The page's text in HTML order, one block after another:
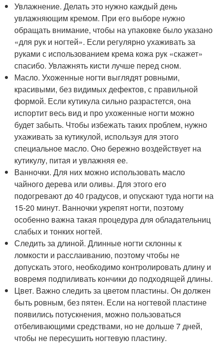
Увлажнение. Делать это нужно каждый день
увлажняющим кремом. При его выборе нужно
обращать внимание, чтобы на упаковке было указано
«для рук и ногтей». Если регулярно ухаживать за
руками с использованием крема кожа рук «скажет»
спасибо. Увлажнять кисти лучше перед сном.
Масло. Ухоженные ногти выглядят ровными,
красивыми, без видимых дефектов, с правильной
формой. Если кутикула сильно разрастется, она
испортит весь вид и про ухоженные ногти можно
будет забыть. Чтобы избежать таких проблем, нужно
ухаживать за кутикулой, используя для этого
специальное масло. Оно бережно воздействует на
кутикулу, питая и увлажняя ее.
Ванночки. Для них можно использовать масло
чайного дерева или оливы. Для этого его
подогревают до 40 градусов, и опускают туда ногти на
15-20 минут. Ванночки укрепят ногти, поэтому
особенно важна такая процедура для обладательниц
слабых и тонких ногтей.
Следить за длиной. Длинные ногти склонны к
ломкости и расслаиванию, поэтому чтобы не
допускать этого, необходимо контролировать длину и
вовремя подпиливать кончики до подходящей длины.
Цвет. Важно следить за цветом пластины. Он должен
быть ровным, без пятен. Если на ногтевой пластине
появились потускнения, можно пользоваться
отбеливающими средствами, но не дольше 7 дней,
чтобы не пересушить ногтевую пластину.